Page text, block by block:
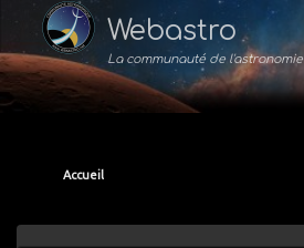
Webastro
La communauté de l'astronomie
Accueil